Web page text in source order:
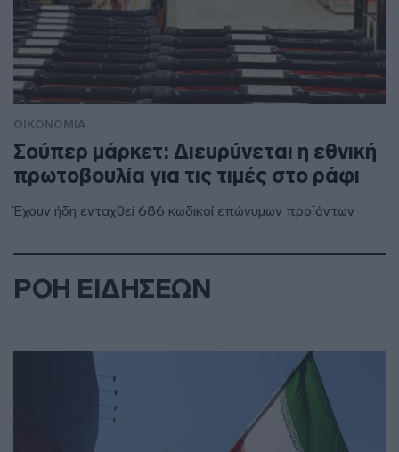
ΟΙΚΟΝΟΜΙΑ
Σούπερ μάρκετ: Διευρύνεται η εθνική
πρωτοβουλία για τις τιμές στο ράφι
Έχουν ήδη ενταχθεί 686 κωδικοί επώνυμων προϊόντων
ΡΟΗ ΕΙΔΗΣΕΩΝ